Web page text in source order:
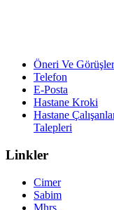
Öneri Ve
Telefon
E-Posta
Hastane Kroki
Hastane
Talepleri
Linkler
Cimer
Sabim
Mhrs